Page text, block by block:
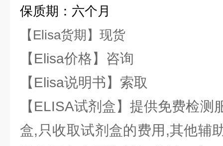
保质期：六个月
【Elisa货期】现货
【Elisa价格】咨询
【Elisa说明书】索取
【ELISA试剂盒】提供免费检测
盒,只收取试剂盒的费用,其他辅